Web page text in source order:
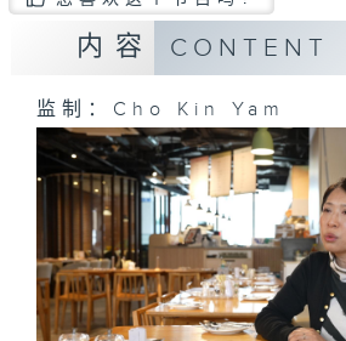
内容 CONTENT
监制：Cho Kin Yam